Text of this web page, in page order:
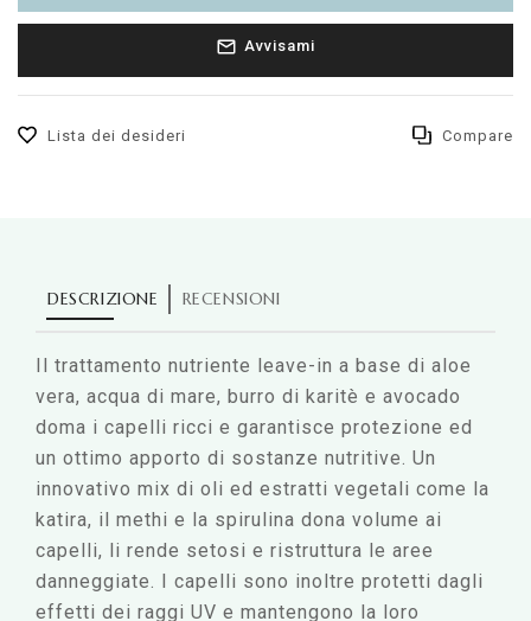
Avvisami
Lista dei desideri Compare
DESCRIZIONE RECENSIONI
Il trattamento nutriente leave-in a base di aloe
vera, acqua di mare, burro di karitè e avocado
doma i capelli ricci e garantisce protezione ed
un ottimo apporto di sostanze nutritive. Un
innovativo mix di oli ed estratti vegetali come la
katira, il methi e la spirulina dona volume ai
capelli, li rende setosi e ristruttura le aree
danneggiate. I capelli sono inoltre protetti dagli
effetti dei raggi UV e mantengono la loro